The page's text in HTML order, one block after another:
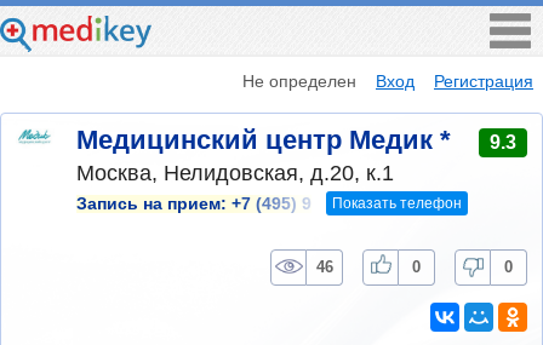
Не определен Вход Регистрация
Медицинский центр Медик * 9.3
Москва, Нелидовская, д.20, к.1
Запись на прием: +7 (495) 9 Показать телефон
46 0 0